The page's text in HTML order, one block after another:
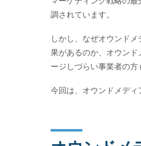
調されています。
しかし、なぜオウンド
果があるのか、オウン
ージしづらい事業者の方
今回は、オウンドメディ